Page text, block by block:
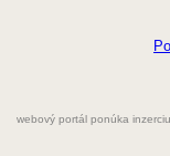
Grafik
webový portál ponúka